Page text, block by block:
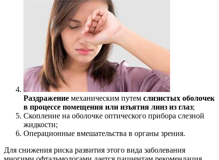
Раздражение механическим путем слизистых оболочек
в процессе помещения или изъятия линз из глаз;
Скопление на оболочке оптического прибора слезной
жидкости;
Операционные вмешательства в органы зрения.
Для снижения риска развития этого вида заболевания